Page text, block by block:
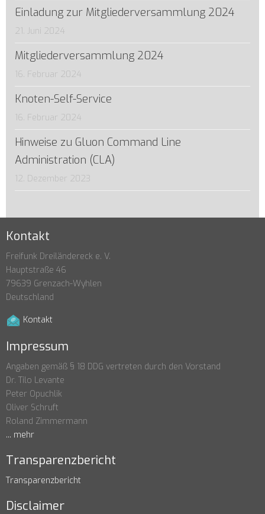
Einladung zur Mitgliederversammlung 2024
21. Juni 2024
Mitgliederversammlung 2024
16. Februar 2024
Knoten-Self-Service
16. Februar 2024
Hinweise zu Gluon Command Line
Administration (CLA)
12. Dezember 2023
Kontakt
Freifunk Dreiländereck e. V.
Hauptstraße 46
79639 Grenzach-Wyhlen
Deutschland
Kontakt
Impressum
Angaben gemäß § 18 DDG vertreten durch den Vorstand
Dr. Tilo Levante
Peter Opuchlik
Oliver Schruft
Roland Zimmermann
... mehr
Transparenzbericht
Transparenzbericht
Disclaimer